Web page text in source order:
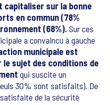
capitaliser sur la bonne
en commun (78%
(68%).Sur ces
a convaincu à gauche
municipale est
sujet des conditions de
qui suscite un
30% sont satisfaits). De
de la sécurité